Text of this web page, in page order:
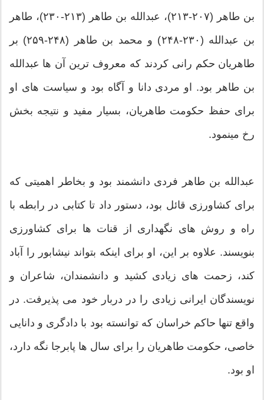
بن طاهر (۲۰۷-۲۱۳)، عبدالله بن طاهر (۲۱۳-۲۳۰)، طاهر
بن عبدالله (۲۳۰-۲۴۸) و محمد بن طاهر (۲۴۸-۲۵۹) بر
طاهریان حکم رانی کردند که معروف ترین آن ها عبدالله
بن طاهر بود. او مردی دانا و آگاه بود و سیاست های او
برای حفظ حکومت طاهریان، بسیار مفید و نتیجه بخش
رخ مینمود.
عبدالله بن طاهر فردی دانشمند بود و بخاطر اهمیتی که
برای کشاورزی قائل بود، دستور داد تا کتابی در رابطه با
راه و روش های نگهداری از قنات ها برای کشاورزی
بنویسند. علاوه بر این، او برای اینکه بتواند نیشابور را آباد
کند، زحمت های زیادی کشید و دانشمندان، شاعران و
نویسندگان ایرانی زیادی را در دربار خود می پذیرفت. در
واقع تنها حاکم خراسان که توانسته بود با دادگری و دانایی
خاصی، حکومت طاهریان را برای سال ها پابرجا نگه دارد،
او بود.